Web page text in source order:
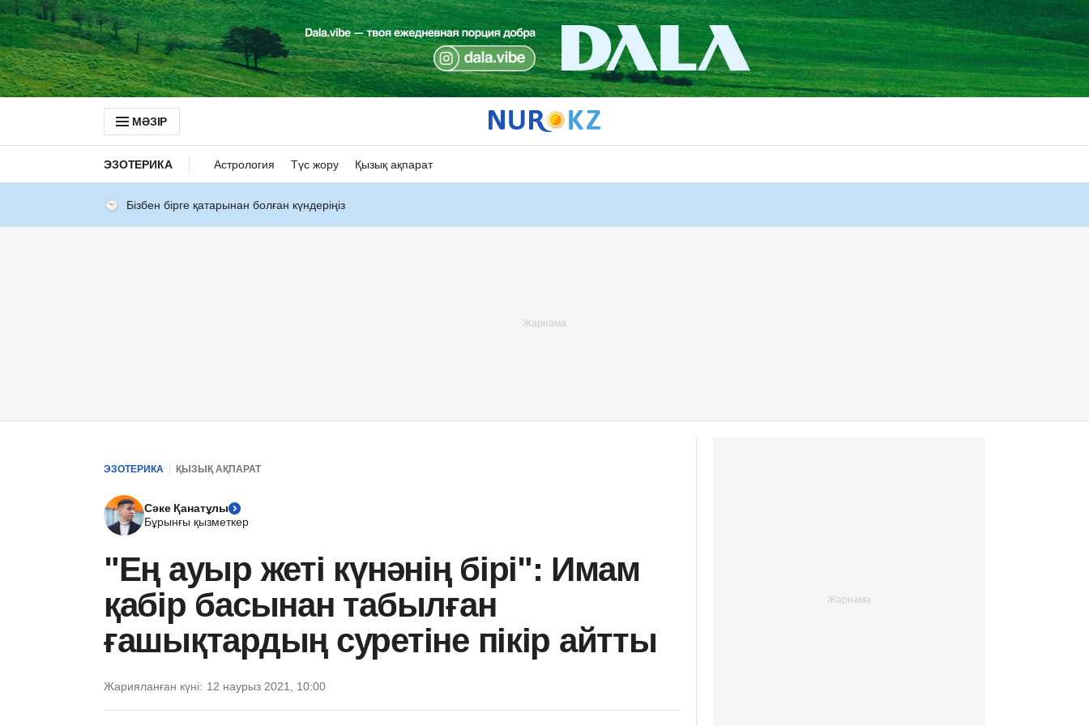
МӘЗІР
ЭЗОТЕРИКА Астрология Түс жору Қызық ақпарат
Бізбен бірге қатарынан болған күндеріңіз
ЭЗОТЕРИКА ҚЫЗЫҚ АҚПАРАТ
Сәке Қанатұлы
Бұрынғы қызметкер
"Ең ауыр жеті күнәнің бірі": Имам
қабір басынан табылған
ғашықтардың суретіне пікір айтты
Жарияланған күні: 12 наурыз 2021, 10:00